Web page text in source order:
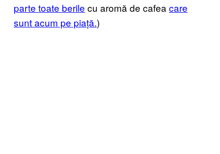
parte toate berile cu aromă de cafea care
sunt acum pe piață.)